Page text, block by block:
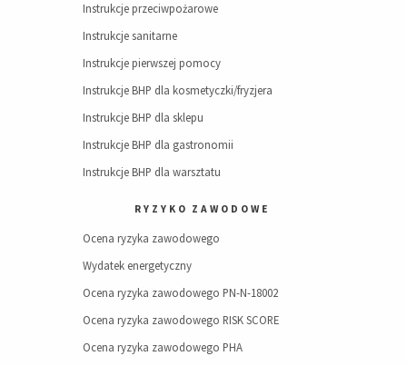
Instrukcje przeciwpożarowe
Instrukcje sanitarne
Instrukcje pierwszej pomocy
Instrukcje BHP dla kosmetyczki/fryzjera
Instrukcje BHP dla sklepu
Instrukcje BHP dla gastronomii
Instrukcje BHP dla warsztatu
RYZYKO ZAWODOWE
Ocena ryzyka zawodowego
Wydatek energetyczny
Ocena ryzyka zawodowego PN-N-18002
Ocena ryzyka zawodowego RISK SCORE
Ocena ryzyka zawodowego PHA